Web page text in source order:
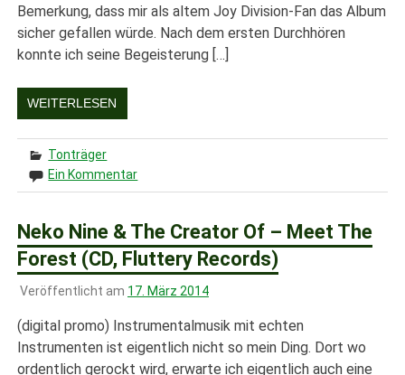
Bemerkung, dass mir als altem Joy Division-Fan das Album
sicher gefallen würde. Nach dem ersten Durchhören
konnte ich seine Begeisterung […]
WEITERLESEN
Tonträger
Ein Kommentar
Neko Nine & The Creator Of – Meet The
Forest (CD, Fluttery Records)
Veröffentlicht am 17. März 2014
(digital promo) Instrumentalmusik mit echten
Instrumenten ist eigentlich nicht so mein Ding. Dort wo
ordentlich gerockt wird, erwarte ich eigentlich auch eine